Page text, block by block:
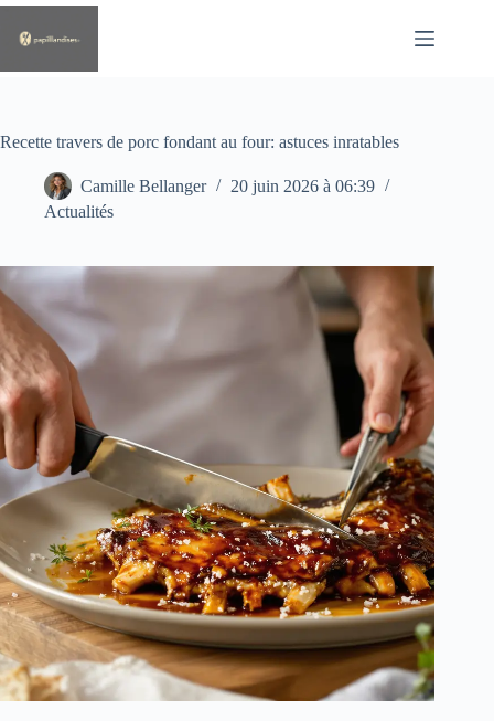
Passer
contenu
Recette travers de porc fondant au four: astuces inratables
Camille Bellanger
20 juin 2026 à 06:39
Actualités